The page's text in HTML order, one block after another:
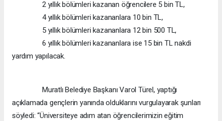
2 yıllık bölümleri kazanan öğrencilere 5 bin TL,
4 yıllık bölümleri kazananlara 10 bin TL,
5 yıllık bölümleri kazananlara 12 bin 500 TL,
6 yıllık bölümleri kazananlara ise 15 bin TL nakdi
yardım yapılacak.
Muratlı Belediye Başkanı Varol Türel, yaptığı
açıklamada gençlerin yanında olduklarını vurgulayarak şunları
söyledi: “Üniversiteye adım atan öğrencilerimizin eğitim